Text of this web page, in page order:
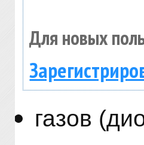
Для новых
газов